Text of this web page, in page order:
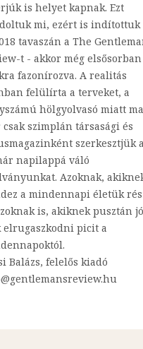
is helyet kapnak. Ezt
mi, ezért is indítottuk
tavaszán a The
t - akkor még elsősorban
fazonírozva. A realitás
felülírta a terveket, a
hölgyolvasó miatt ma
csak szimplán társasági és
szerkesztjük
napilappá váló
Azoknak,
a mindennapi életük
is, akiknek pusztán
elrugaszkodni picit a
Balázs, felelős kiadó